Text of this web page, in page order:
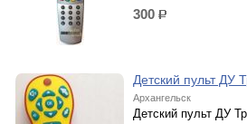
300 р.
Детский пульт ДУ
Архангельск
Детский пульт ДУ